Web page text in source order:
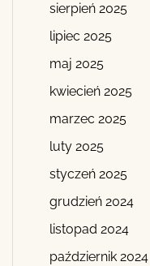
sierpień 2025
lipiec 2025
maj 2025
kwiecień 2025
marzec 2025
luty 2025
styczeń 2025
grudzień 2024
listopad 2024
październik 2024